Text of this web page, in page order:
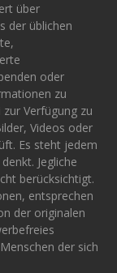
über
der üblichen
oder
zu
Verfügung zu
Videos oder
Es steht jedem
Jegliche
berücksichtigt.
entsprechen
der originalen
der sich